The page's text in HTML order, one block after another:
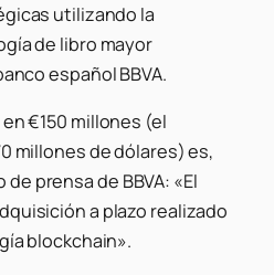
utilizando la
de libro mayor
español BBVA.
€150 millones (el
millones de dólares) es,
prensa de BBVA: «El
a plazo realizado
blockchain».